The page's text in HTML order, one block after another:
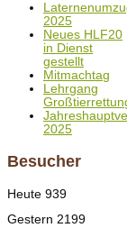
2025
Neues HLF20
in Dienst
gestellt
Mitmachtag
Lehrgang
2025
Besucher
Heute 939
Gestern 2199